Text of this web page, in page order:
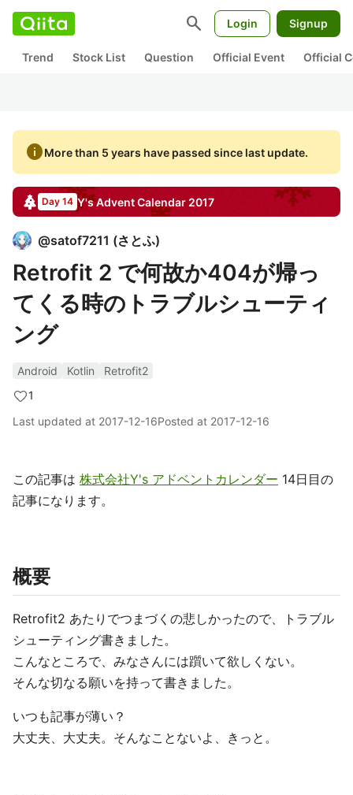
search Login Signup
Trend Stock List Question Official Event Official
infoMore than 5 years have passed since last update.
Day 14 Y'sAdvent Calendar 2017
@satof7211 (さとふ)
Retrofit 2 で何故か404が帰っ
てくる時のトラブルシューティ
ング
Android Kotlin
Retrofit2
1
Last updated at 2017-12-16Posted at 2017-12-16
この記事は 株式会社Y's アドベントカレンダー 14日目の
記事になります。
概要
Retrofit2 あたりでつまづくの悲しかったので、トラブル
シューティング書きました。
こんなところで、みなさんには躓いて欲しくない。
そんな切なる願いを持って書きました。
いつも記事が薄い？
大丈夫、大丈夫。そんなことないよ、きっと。